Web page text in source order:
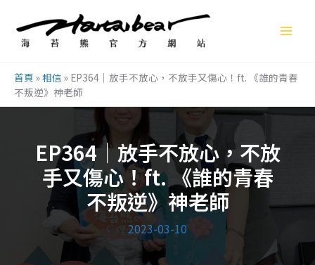
容
首頁 »相信 » EP364｜放手不放心，不放手又傷心！ft. 《誰的青春
不叛逆》神老師
EP364｜放手不放心，不放
手又傷心！ft. 《誰的青春
不叛逆》神老師
2023-03-10